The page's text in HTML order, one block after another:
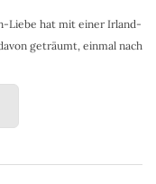
Liebe hat mit einer Irland-
geträumt, einmal nach